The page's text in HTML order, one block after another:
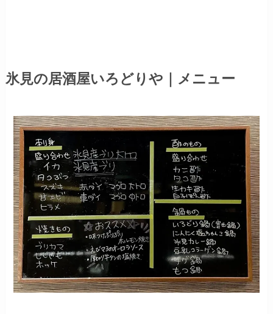
氷見の居酒屋いろどりや｜メニュー